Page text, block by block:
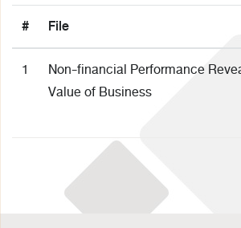
# File
1
Non-financial Performance
Value of Business